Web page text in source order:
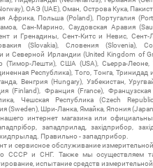
ОАЭ (UAE), Оман, Острова Кука,
Африка, Польша (Poland), Португалия
Сан-Марино, Саудовская Аравия
и Гренадины, Сент-Китс и Невис, Сент-
(Slovakia), Словения (Slovenia),
Северной Ирландии (United Kingdom of
Лешти), США (USA), Сьерра-Леоне,
Республика), Того, Тонга, Тринидад
Венгрия (Hungary), Узбекистан,
(Finland), Франция (France), Французская
Чешская Республика (Czech
(Sweden), Шри-Ланка, Ямайка, Япония
интернет магазина или
западприлад, західприбор,
Правильно - западприбор.
и сервисное обслуживание
СССР и СНГ. Также мы осуществляем
испытание средств измерительной